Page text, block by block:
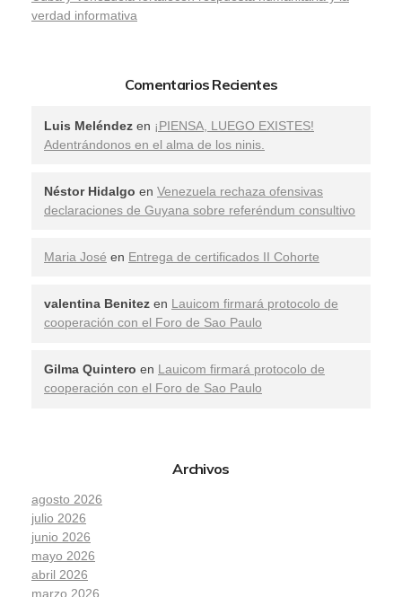
verdad informativa
Comentarios Recientes
Luis Meléndez en ¡PIENSA, LUEGO EXISTES!
Adentrándonos en el alma de los ninis.
Néstor Hidalgo en Venezuela rechaza ofensivas
declaraciones de Guyana sobre referéndum consultivo
Maria José en Entrega de certificados II Cohorte
valentina Benitez en Lauicom firmará protocolo de
cooperación con el Foro de Sao Paulo
Gilma Quintero en Lauicom firmará protocolo de
cooperación con el Foro de Sao Paulo
Archivos
agosto 2026
julio 2026
junio 2026
mayo 2026
abril 2026
marzo 2026